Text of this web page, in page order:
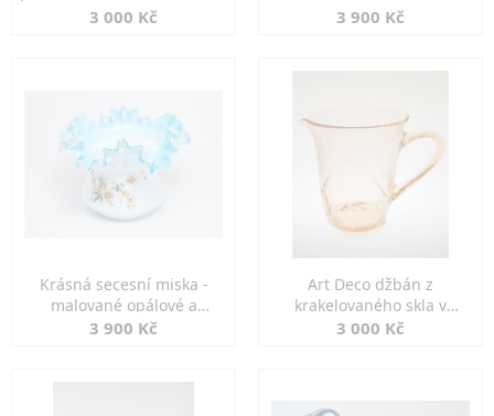
3 000 Kč
Akvamarín
3 900 Kč
Krásná secesní miska -
malované opálové a
akvamarínové sklo
3 900 Kč
Art Deco džbán z
krakelovaného skla v
odstínu Rosalín
3 000 Kč